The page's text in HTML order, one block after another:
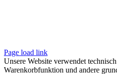
Page load link
Unsere Website verwendet
Warenkorbfunktion und andere